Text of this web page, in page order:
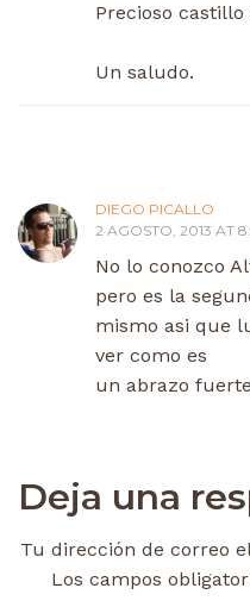
Precioso
Un saludo.
DIEGO PICALLO
2 AGOSTO, 2013 AT
No lo conozco
pero es la
mismo asi que
ver como es
un abrazo fuerte
Deja una
Tu dirección de correo
Los campos